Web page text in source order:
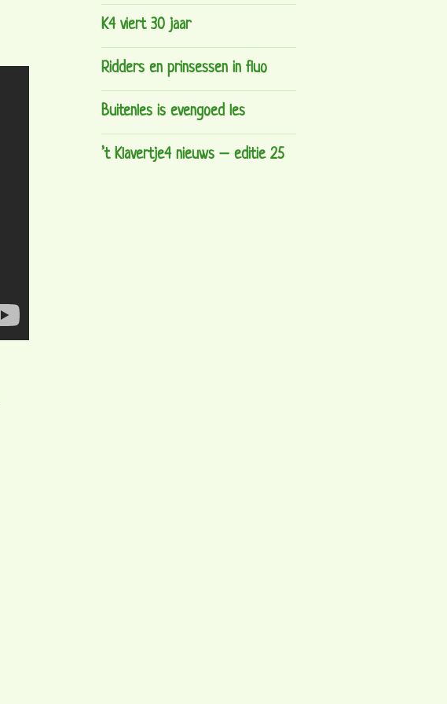
K4 viert 30 jaar
Ridders en prinsessen in fluo
Buitenles is evengoed les
’t Klavertje4 nieuws – editie 25